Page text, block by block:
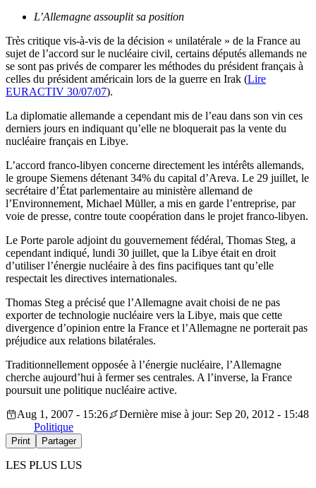
L’Allemagne assouplit sa position
Très critique vis-à-vis de la décision « unilatérale » de la France au
sujet de l’accord sur le nucléaire civil, certains députés allemands ne
se sont pas privés de comparer les méthodes du président français à
celles du président américain lors de la guerre en Irak (Lire
EURACTIV 30/07/07).
La diplomatie allemande a cependant mis de l’eau dans son vin ces
derniers jours en indiquant qu’elle ne bloquerait pas la vente du
nucléaire français en Libye.
L’accord franco-libyen concerne directement les intérêts allemands,
le groupe Siemens détenant 34% du capital d’Areva. Le 29 juillet, le
secrétaire d’État parlementaire au ministère allemand de
l’Environnement, Michael Müller, a mis en garde l’entreprise, par
voie de presse, contre toute coopération dans le projet franco-libyen.
Le Porte parole adjoint du gouvernement fédéral, Thomas Steg, a
cependant indiqué, lundi 30 juillet, que la Libye était en droit
d’utiliser l’énergie nucléaire à des fins pacifiques tant qu’elle
respectait les directives internationales.
Thomas Steg a précisé que l’Allemagne avait choisi de ne pas
exporter de technologie nucléaire vers la Libye, mais que cette
divergence d’opinion entre la France et l’Allemagne ne porterait pas
préjudice aux relations bilatérales.
Traditionnellement opposée à l’énergie nucléaire, l’Allemagne
cherche aujourd’hui à fermer ses centrales. A l’inverse, la France
poursuit une politique nucléaire active.
Aug 1, 2007 - 15:26
Dernière mise à jour: Sep 20, 2012 - 15:48
Politique
Print Partager
LES PLUS LUS